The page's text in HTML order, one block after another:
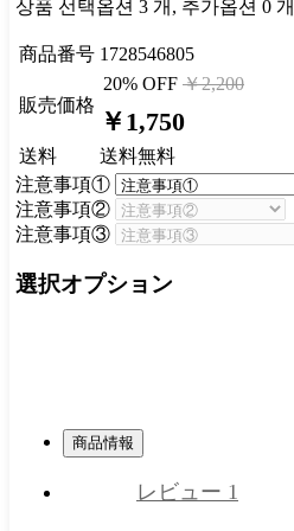
상품 선택옵션 3 개, 추가옵션 0 개
商品番号 1728546805
販売価格
20% OFF ￥2,200
￥1,750
送料
送料無料
注意事項①
注意事項②
注意事項③
選択オプション
商品情報
レビュー 1